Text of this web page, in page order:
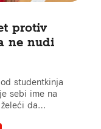
protiv
ne nudi
studentkinja
sebi ime na
želeći da…